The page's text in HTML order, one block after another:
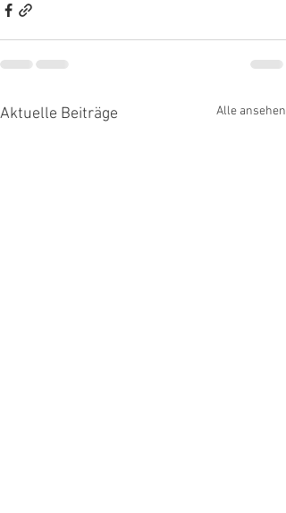
Aktuelle Beiträge Alle ansehen